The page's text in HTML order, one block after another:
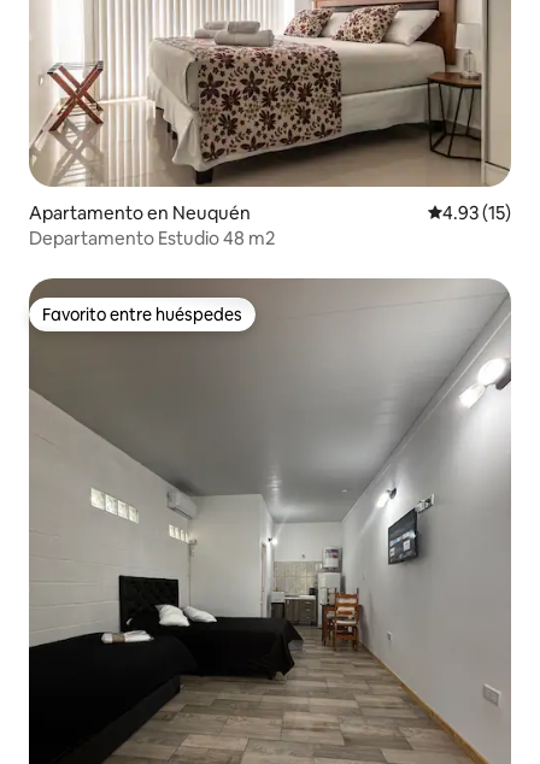
Apartamento en Neuquén Calificación
4.93 (15)
Departamento Estudio 48 m2
Favorito entre huéspedes
Favorito entre huéspedes